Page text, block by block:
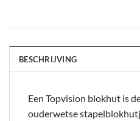
BESCHRIJVING
Een Topvision blokhut is
ouderwetse